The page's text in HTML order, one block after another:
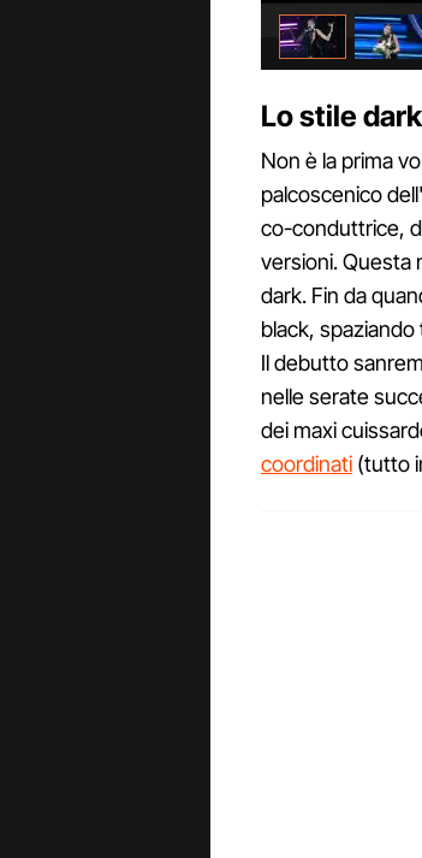
Lo stile
Non è la prima
palcoscenico
co-conduttrice,
versioni. Questa
dark. Fin da
black,
Il debutto
nelle serate
dei maxi
coordinati (tutto